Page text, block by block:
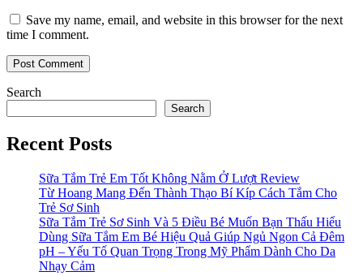
Save my name, email, and website in this browser for the next
time I comment.
Search
Search
Recent Posts
Sữa Tắm Trẻ Em Tốt Không Nằm Ở Lượt Review
Từ Hoang Mang Đến Thành Thạo Bí Kíp Cách Tắm Cho
Trẻ Sơ Sinh
Sữa Tắm Trẻ Sơ Sinh Và 5 Điều Bé Muốn Bạn Thấu Hiểu
Dùng Sữa Tắm Em Bé Hiệu Quả Giúp Ngủ Ngon Cả Đêm
pH – Yếu Tố Quan Trọng Trong Mỹ Phẩm Dành Cho Da
Nhạy Cảm